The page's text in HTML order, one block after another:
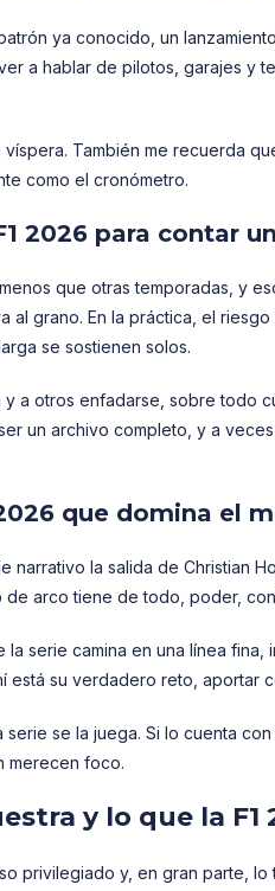
ya conocido, un
a hablar de pilotos, garajes y
También me recuerda
como el cronómetro.
2026 para contar
que otras temporadas, y
grano. En la práctica, el
se sostienen solos.
a otros enfadarse, sobre todo
un archivo completo, y a
que domina el
narrativo la salida de Christian
de arco tiene de todo, poder,
serie camina en una línea
está su verdadero reto, aportar
se la juega. Si lo cuenta
merecen foco.
y lo que la F1
privilegiado y, en gran parte, lo